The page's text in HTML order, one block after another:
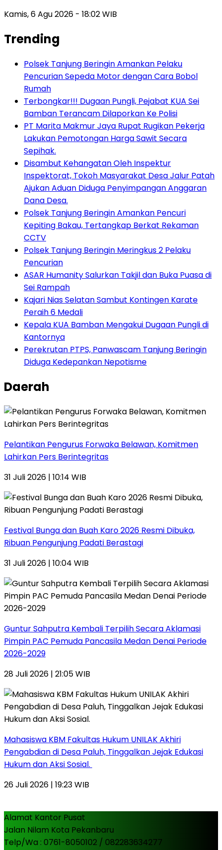
Kamis, 6 Agu 2026 - 18:02 WIB
Trending
Polsek Tanjung Beringin Amankan Pelaku
Pencurian Sepeda Motor dengan Cara Bobol
Rumah
Terbongkar!!! Dugaan Pungli, Pejabat KUA Sei
Bamban Terancam Dilaporkan Ke Polisi
PT Marita Makmur Jaya Rupat Rugikan Pekerja
Lakukan Pemotongan Harga Sawit Secara
Sepihak.
Disambut Kehangatan Oleh Inspektur
Inspektorat, Tokoh Masyarakat Desa Jalur Patah
Ajukan Aduan Diduga Penyimpangan Anggaran
Dana Desa.
Polsek Tanjung Beringin Amankan Pencuri
Kepiting Bakau, Tertangkap Berkat Rekaman
CCTV
Polsek Tanjung Beringin Meringkus 2 Pelaku
Pencurian
ASAR Humanity Salurkan Takjil dan Buka Puasa di
Sei Rampah
Kajari Nias Selatan Sambut Kontingen Karate
Peraih 6 Medali
Kepala KUA Bamban Mengakui Dugaan Pungli di
Kantornya
Perekrutan PTPS, Panwascam Tanjung Beringin
Diduga Kedepankan Nepotisme
Daerah
Pelantikan Pengurus Forwaka Belawan, Komitmen
Lahirkan Pers Berintegritas
31 Juli 2026 | 10:14 WIB
Festival Bunga dan Buah Karo 2026 Resmi Dibuka,
Ribuan Pengunjung Padati Berastagi
31 Juli 2026 | 10:04 WIB
Guntur Sahputra Kembali Terpilih Secara Aklamasi
Pimpin PAC Pemuda Pancasila Medan Denai Periode
2026-2029
28 Juli 2026 | 21:05 WIB
Mahasiswa KBM Fakultas Hukum UNILAK Akhiri
Pengabdian di Desa Paluh, Tinggalkan Jejak Edukasi
Hukum dan Aksi Sosial.
26 Juli 2026 | 19:23 WIB
Alamat Kantor Pusat
Jalan Nilam Kota Pekanbaru
Telp/Wa : 0761-8050102 / 082283634277